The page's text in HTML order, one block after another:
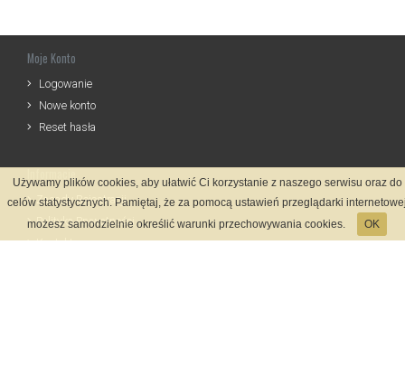
Moje Konto
Logowanie
Nowe konto
Reset hasła
Informacje
Zasady Rejestracji
Polityka Prywatności
Kontakt
Używamy plików cookies, aby ułatwić Ci korzystanie z naszego serwisu oraz do
celów statystycznych. Pamiętaj, że za pomocą ustawień przeglądarki
możesz samodzielnie określić warunki przechowywania cookies.
OK